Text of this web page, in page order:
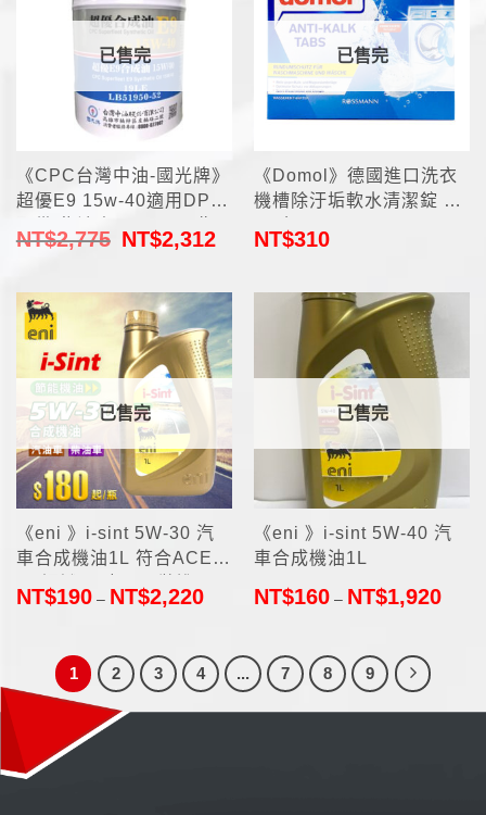
已售完
《CPC台灣中油-國光牌》
超優E9 15w-40適用DPF
配備[柴油車用-CJ4-五期
車]合成機油19L(台灣製
NT$2,775 NT$2,312
已售完
《Domol》德國進口洗衣
機槽除汙垢軟水清潔錠 60
顆/盒
NT$310
已售完
《eni 》i-sint 5W-30 汽
車合成機油1L 符合ACEA
C3認證(西班牙原裝進口)
NT$190– NT$2,220
已售完
《eni 》i-sint 5W-40 汽
車合成機油1L
NT$160– NT$1,920
1 2 3 4 ... 7 8 9